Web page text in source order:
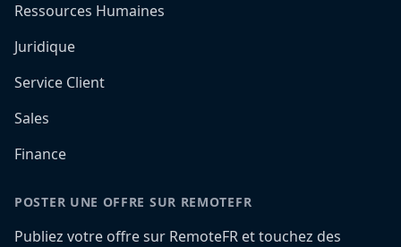
Ressources Humaines
Juridique
Service Client
Sales
Finance
POSTER UNE OFFRE SUR REMOTEFR
Publiez votre offre sur RemoteFR et touchez des